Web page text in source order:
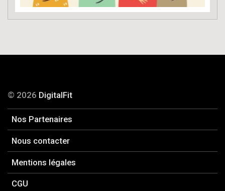
© 2026 DigitalFit
Nos Partenaires
Nous contacter
Mentions légales
CGU